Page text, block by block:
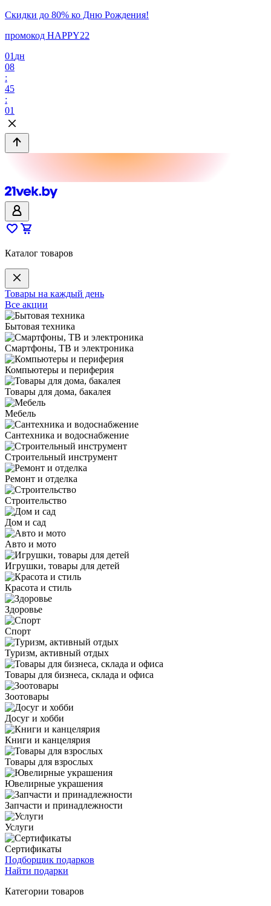
Скидки до 80% ко Дню Рождения!
промокод HAPPY22
01 дн
08
:
45
:
01
Каталог товаров
Товары на каждый день
Все акции
Бытовая техника
Смартфоны, ТВ и электроника
Компьютеры и периферия
Товары для дома, бакалея
Мебель
Сантехника и водоснабжение
Строительный инструмент
Ремонт и отделка
Строительство
Дом и сад
Авто и мото
Игрушки, товары для детей
Красота и стиль
Здоровье
Спорт
Туризм, активный отдых
Товары для бизнеса, склада и офиса
Зоотовары
Досуг и хобби
Книги и канцелярия
Товары для взрослых
Ювелирные украшения
Запчасти и принадлежности
Услуги
Сертификаты
Подборщик подарков
Найти подарки
Категории товаров